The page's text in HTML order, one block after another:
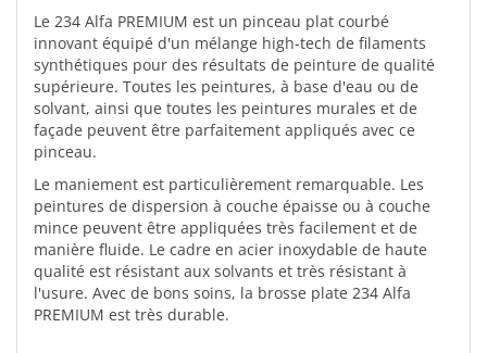
Le 234 Alfa PREMIUM est un pinceau plat courbé
innovant équipé d'un mélange high-tech de filaments
synthétiques pour des résultats de peinture de qualité
supérieure. Toutes les peintures, à base d'eau ou de
solvant, ainsi que toutes les peintures murales et de
façade peuvent être parfaitement appliqués avec ce
pinceau.
Le maniement est particulièrement remarquable. Les
peintures de dispersion à couche épaisse ou à couche
mince peuvent être appliquées très facilement et de
manière fluide. Le cadre en acier inoxydable de haute
qualité est résistant aux solvants et très résistant à
l'usure. Avec de bons soins, la brosse plate 234 Alfa
PREMIUM est très durable.